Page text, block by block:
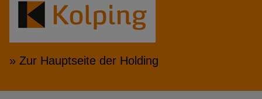
» Zur Hauptseite der Holding